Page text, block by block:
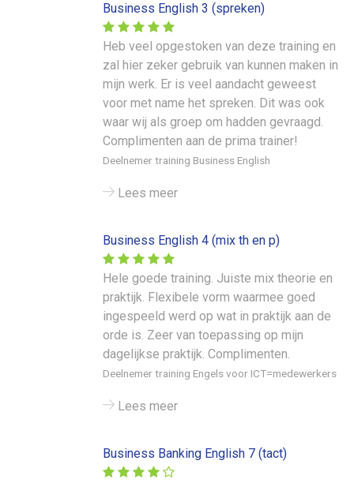
Business English 3 (spreken)
Heb veel opgestoken van deze training en
zal hier zeker gebruik van kunnen maken in
mijn werk. Er is veel aandacht geweest
voor met name het spreken. Dit was ook
waar wij als groep om hadden gevraagd.
Complimenten aan de prima trainer!
Deelnemer training Business English
Lees meer
Business English 4 (mix th en p)
Hele goede training. Juiste mix theorie en
praktijk. Flexibele vorm waarmee goed
ingespeeld werd op wat in praktijk aan de
orde is. Zeer van toepassing op mijn
dagelijkse praktijk. Complimenten.
Deelnemer training Engels voor ICT=medewerkers
Lees meer
Business Banking English 7 (tact)